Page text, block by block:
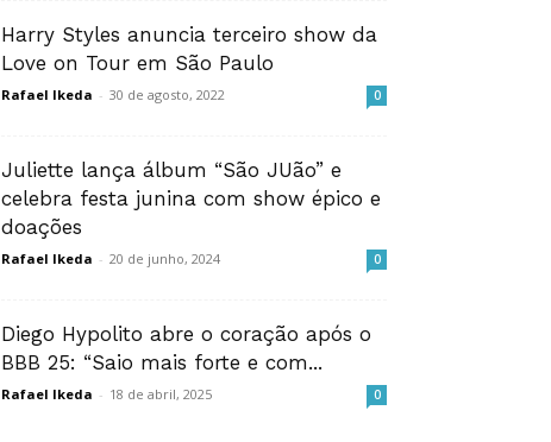
Harry Styles anuncia terceiro show da
Love on Tour em São Paulo
Rafael Ikeda - 30 de agosto, 2022 0
Juliette lança álbum “São JUão” e
celebra festa junina com show épico e
doações
Rafael Ikeda - 20 de junho, 2024 0
Diego Hypolito abre o coração após o
BBB 25: “Saio mais forte e com...
Rafael Ikeda - 18 de abril, 2025 0